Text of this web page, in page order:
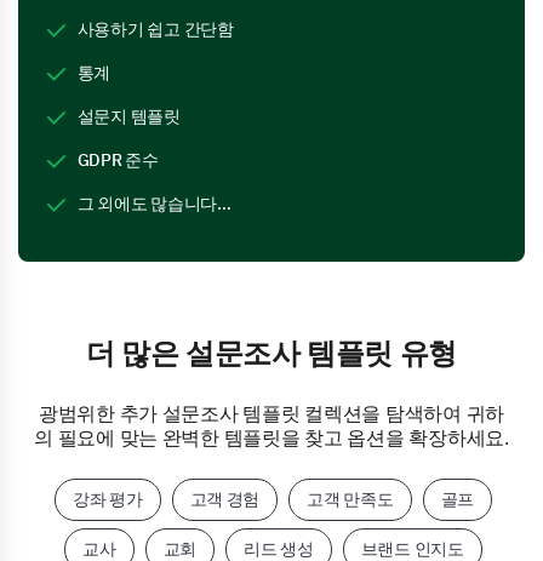
사용하기 쉽고 간단함
통계
설문지 템플릿
GDPR 준수
그 외에도 많습니다…
더 많은 설문조사 템플릿 유형
광범위한 추가 설문조사 템플릿 컬렉션을 탐색하여 귀하
의 필요에 맞는 완벽한 템플릿을 찾고 옵션을 확장하세요.
강좌 평가 고객 경험 고객 만족도 골프
교사 교회 리드 생성 브랜드 인지도